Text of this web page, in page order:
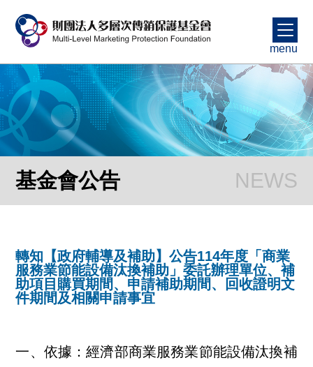
menu
基金會公告
轉知【政府輔導及補助】公告114年度「商業
服務業節能設備汰換補助」委託辦理單位、補
助項目購買期間、申請補助期間、回收證明文
件期間及相關申請事宜
一、依據：經濟部商業服務業節能設備汰換補